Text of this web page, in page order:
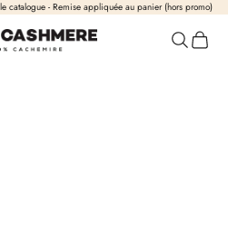
catalogue - Remise appliquée au panier (hors promo)
Ouvrir la
Voir